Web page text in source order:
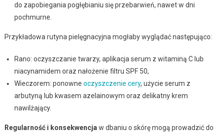
do zapobiegania pogłębianiu się przebarwień, nawet w dni
pochmurne.
Przykładowa rutyna pielęgnacyjna mogłaby wyglądać następująco:
Rano: oczyszczanie twarzy, aplikacja serum z witaminą C lub
niacynamidem oraz nałożenie filtru SPF 50,
Wieczorem: ponowne oczyszczenie cery, użycie serum z
arbutyną lub kwasem azelainowym oraz delikatny krem
nawilżający.
Regularność i konsekwencja w dbaniu o skórę mogą prowadzić do